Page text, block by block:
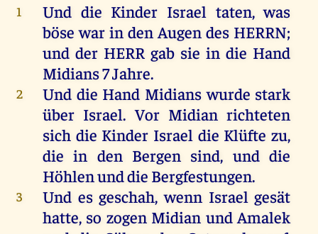
1 Und die Kinder Israel taten,was
böse war in den Augen des HERRN;
und der HERR gab sie in die Hand
Midians7Jahre.
2 Und die Hand Midians wurde stark
über Israel.Vor Midian richteten
sich die Kinder Israel die Klüfte zu,
die in den Bergen sind, und die
Höhlenunddie Bergfestungen.
3 Und es geschah,wenn Israel gesät
hatte, so zogen Midian und Amalek